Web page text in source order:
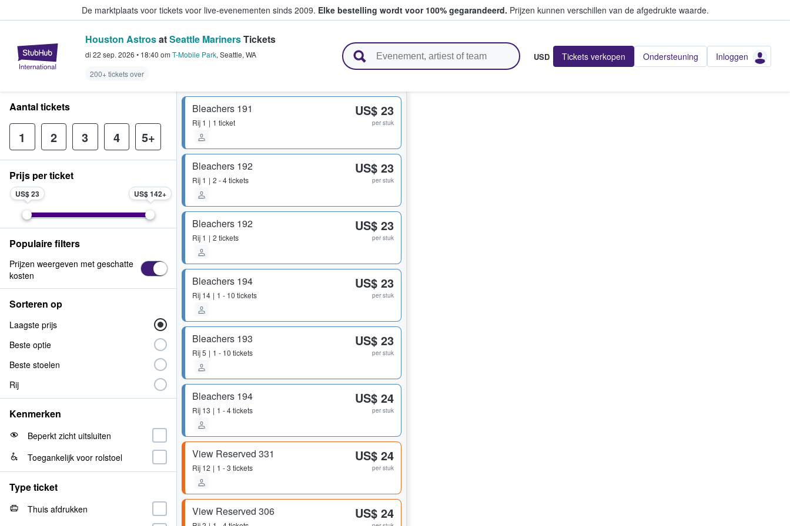
De marktplaats voor tickets voor live-evenementen sinds 2009. Elke bestelling wordt voor 100% gegarandeerd. Prijzen kunnen verschillen van de afgedrukte waarde.
StubHub: waar fans tickets kopen en verkopen
Houston AstrosatSeattle MarinersTickets
di 22 sep. 2026 • 18:40 om T-Mobile Park, Seattle, WA
200+ tickets over
USD Tickets verkopen Ondersteuning Inloggen
Bleachers 191
Rij 1 1 ticket
US$ 23
per stuk
Bleachers 192
Rij 1 2 - 4 tickets
US$ 23
per stuk
Bleachers 192
Rij 1 2 tickets
US$ 23
per stuk
Bleachers 194
Rij 14 1 - 10 tickets
US$ 23
per stuk
Bleachers 193
Rij5 1 - 10 tickets
US$ 23
per stuk
Bleachers 194
Rij 13 1 - 4 tickets
US$ 24
per stuk
View Reserved 331
Rij 12 1 - 3 tickets
US$ 24
per stuk
View Reserved 306 US$ 24
Aantal tickets
1 2 3 4 5+
Prijs per ticket
US$ 23 US$ 142
Populaire filters
Prijzen weergeven met geschatte
kosten
Sorteren op
Laagste prijs
Beste optie
Beste stoelen
Rij
Kenmerken
Beperkt zicht uitsluiten
Toegankelijk voor rolstoel
Type ticket
Thuis afdrukken